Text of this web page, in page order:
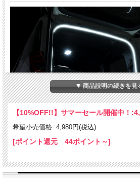
▼ 商品説明の続きを
【10%OFF!!】サマーセール開催中！:
希望小売価格: 4,980円(税込)
[ポイント還元 44ポイント～]